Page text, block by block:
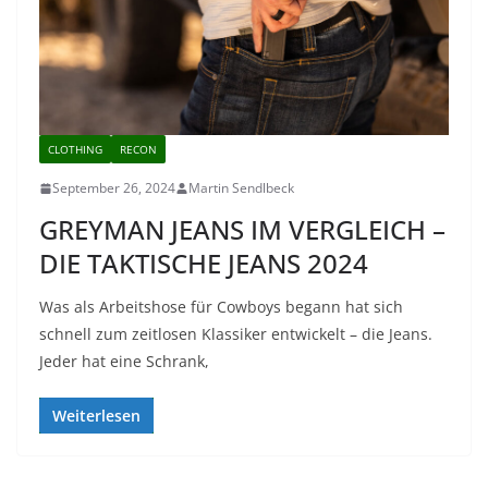
CLOTHING RECON
September 26, 2024 Martin Sendlbeck
GREYMAN JEANS IM VERGLEICH –
DIE TAKTISCHE JEANS 2024
Was als Arbeitshose für Cowboys begann hat sich
schnell zum zeitlosen Klassiker entwickelt – die Jeans.
Jeder hat eine Schrank,
Weiterlesen